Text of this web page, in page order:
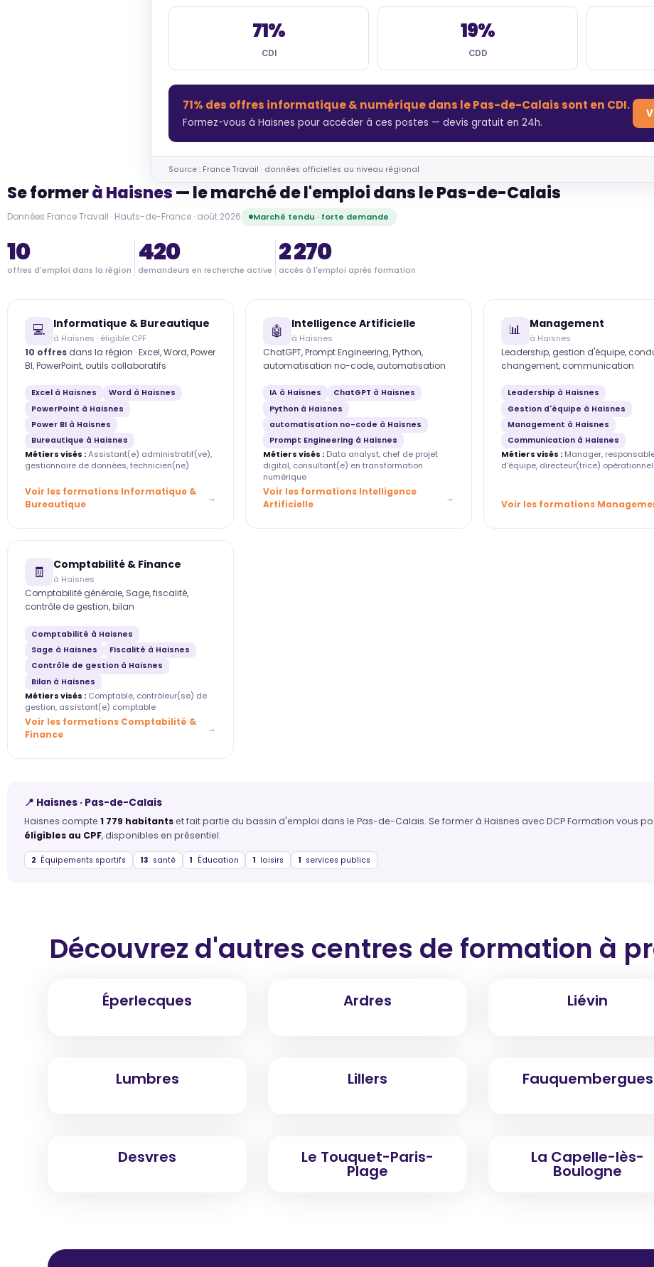
71%
CDI
19%
CDD
71% des offres informatique & numérique dans le Pas-de-Calais sont en CDI.
Formez-vous à Haisnes pour accéder à ces postes — devis gratuit en 24h.
Source : France Travail · données officielles au niveau régional
Se formerà Haisnes— le marché de l'emploi dans le Pas-de-Calais
Données France Travail · Hauts-de-France · août 2026 Marché tendu · forte demande
10
offres d'emploi dans la région
420
demandeurs en recherche active
2 270
accès à l'emploi après formation
💻 Informatique & Bureautique
à Haisnes · éligible CPF
10 offres dans la région · Excel, Word, Power
BI, PowerPoint, outils collaboratifs
Excel à Haisnes
Word à Haisnes
PowerPoint à Haisnes
Power BI à Haisnes
Bureautique à Haisnes
Métiers visés :Assistant(e) administratif(ve),
gestionnaire de données, technicien(ne)
Voir les formations Informatique &
Bureautique
🤖 Intelligence Artificielle
à Haisnes
ChatGPT, Prompt Engineering, Python,
automatisation no-code, automatisation
IA à Haisnes
ChatGPT à Haisnes
Python à Haisnes
automatisation no-code à Haisnes
Prompt Engineering à Haisnes
Métiers visés : Data analyst, chef de projet
digital, consultant(e) en transformation
numérique
Voir les formations Intelligence
Artificielle
📊 Management
à Haisnes
Leadership, gestion d'équipe,
changement, communication
Leadership à Haisnes
Gestion d'équipe à Haisnes
Management à Haisnes
Communication à Haisnes
Métiers visés : Manager,
d'équipe, directeur(trice)
Voir les formations
🧾 Comptabilité & Finance
à Haisnes
Comptabilité générale, Sage, fiscalité,
contrôle de gestion, bilan
Comptabilité à Haisnes
Sage à Haisnes
Fiscalité à Haisnes
Contrôle de gestion à Haisnes
Bilan à Haisnes
Métiers visés : Comptable, contrôleur(se) de
gestion, assistant(e) comptable
Voir les formations Comptabilité &
Finance
📍 Haisnes · Pas-de-Calais
Haisnes compte 1 779 habitantset fait partie du bassin d'emploi dans le Pas-de-Calais. Se former à Haisnes avec DCP Formation vous
éligibles au CPF, disponibles en présentiel.
2 Équipements sportifs 13 santé 1 Éducation 1 loisirs 1 services publics
Découvrez d'autres centres de formation à
Éperlecques Ardres Liévin
Lumbres Lillers Fauquembergues
Desvres Le Touquet-Paris-
Plage
La Capelle-lès-
Boulogne